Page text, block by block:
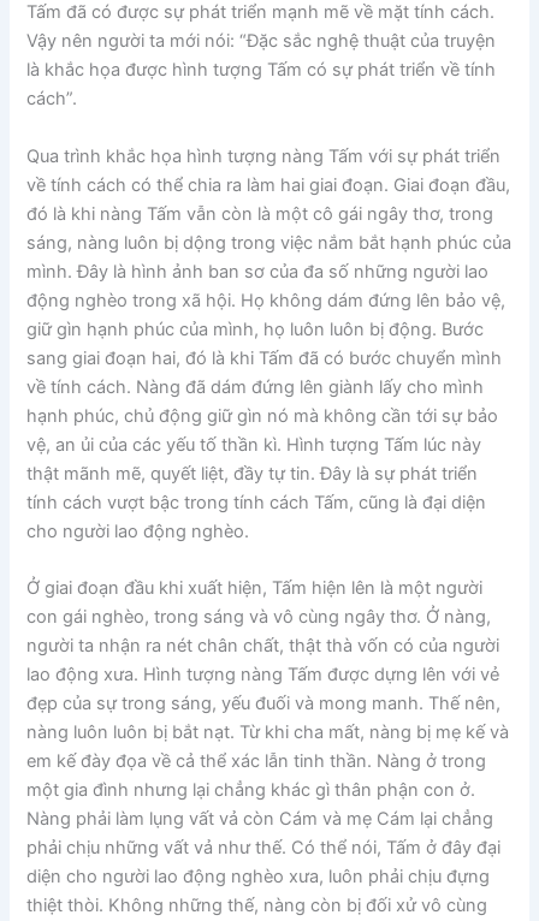
Tấm đã có được sự phát triển mạnh mẽ về mặt tính cách.
Vậy nên người ta mới nói: “Đặc sắc nghệ thuật của truyện
là khắc họa được hình tượng Tấm có sự phát triển về tính
cách”.
Qua trình khắc họa hình tượng nàng Tấm với sự phát triển
về tính cách có thể chia ra làm hai giai đoạn. Giai đoạn đầu,
đó là khi nàng Tấm vẫn còn là một cô gái ngây thơ, trong
sáng, nàng luôn bị dộng trong việc nắm bắt hạnh phúc của
mình. Đây là hình ảnh ban sơ của đa số những người lao
động nghèo trong xã hội. Họ không dám đứng lên bảo vệ,
giữ gìn hạnh phúc của mình, họ luôn luôn bị động. Bước
sang giai đoạn hai, đó là khi Tấm đã có bước chuyển mình
về tính cách. Nàng đã dám đứng lên giành lấy cho mình
hạnh phúc, chủ động giữ gìn nó mà không cần tới sự bảo
vệ, an ủi của các yếu tố thần kì. Hình tượng Tấm lúc này
thật mãnh mẽ, quyết liệt, đầy tự tin. Đây là sự phát triển
tính cách vượt bậc trong tính cách Tấm, cũng là đại diện
cho người lao động nghèo.
Ở giai đoạn đầu khi xuất hiện, Tấm hiện lên là một người
con gái nghèo, trong sáng và vô cùng ngây thơ. Ở nàng,
người ta nhận ra nét chân chất, thật thà vốn có của người
lao động xưa. Hình tượng nàng Tấm được dựng lên với vẻ
đẹp của sự trong sáng, yếu đuối và mong manh. Thế nên,
nàng luôn luôn bị bắt nạt. Từ khi cha mất, nàng bị mẹ kế và
em kế đày đọa về cả thể xác lẫn tinh thần. Nàng ở trong
một gia đình nhưng lại chẳng khác gì thân phận con ở.
Nàng phải làm lụng vất vả còn Cám và mẹ Cám lại chẳng
phải chịu những vất vả như thế. Có thể nói, Tấm ở đây đại
diện cho người lao động nghèo xưa, luôn phải chịu đựng
thiệt thòi. Không những thế, nàng còn bị đối xử vô cùng